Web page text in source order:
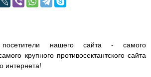
посетители нашего сайта - самого
крупного противосектантского сайта
интернета!